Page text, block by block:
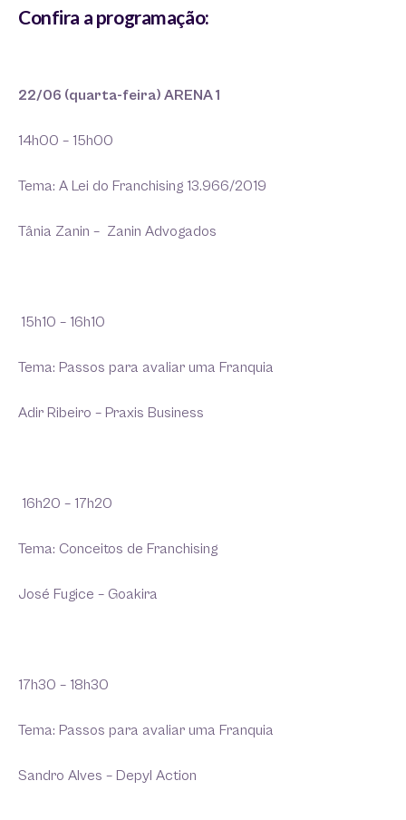
Confira a programação:
22/06 (quarta-feira) ARENA 1
14h00 – 15h00
Tema: A Lei do Franchising 13.966/2019
Tânia Zanin – Zanin Advogados
15h10 – 16h10
Tema: Passos para avaliar uma Franquia
Adir Ribeiro – Praxis Business
16h20 – 17h20
Tema: Conceitos de Franchising
José Fugice – Goakira
17h30 – 18h30
Tema: Passos para avaliar uma Franquia
Sandro Alves – Depyl Action